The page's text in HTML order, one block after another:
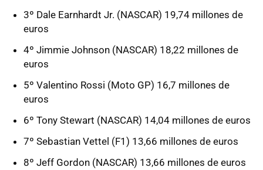
3º Dale Earnhardt Jr. (NASCAR) 19,74 millones de
euros
4º Jimmie Johnson (NASCAR) 18,22 millones de
euros
5º Valentino Rossi (Moto GP) 16,7 millones de
euros
6º Tony Stewart (NASCAR) 14,04 millones de euros
7º Sebastian Vettel (F1) 13,66 millones de euros
8º Jeff Gordon (NASCAR) 13,66 millones de euros